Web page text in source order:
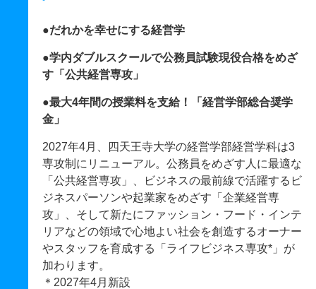
●だれかを幸せにする経営学
●学内ダブルスクールで公務員試験現役合格をめざ
す「公共経営専攻」
●最大4年間の授業料を支給！「経営学部総合奨学
金」
2027年4月、四天王寺大学の経営学部経営学科は3
専攻制にリニューアル。公務員をめざす人に最適な
「公共経営専攻」、ビジネスの最前線で活躍するビ
ジネスパーソンや起業家をめざす「企業経営専
攻」、そして新たにファッション・フード・インテ
リアなどの領域で心地よい社会を創造するオーナー
やスタッフを育成する「ライフビジネス専攻*」が
加わります。
＊2027年4月新設